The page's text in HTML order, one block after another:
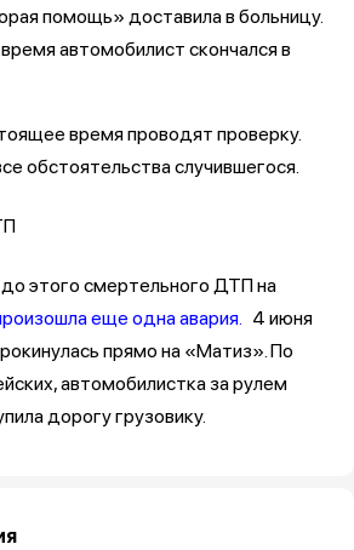
помощь» доставила в больницу.
автомобилист скончался в
время проводят проверку.
обстоятельства случившегося.
этого смертельного ДТП на
еще одна авария. 4 июня
прямо на «Матиз». По
автомобилистка за рулем
дорогу грузовику.